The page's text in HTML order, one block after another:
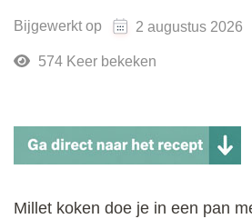
Bijgewerkt op 2 augustus 2026
574 Keer bekeken
Millet koken doe je in een pan